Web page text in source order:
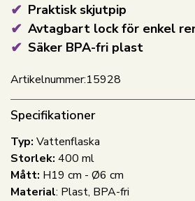
Praktisk skjutpip
Avtagbart lock för enkel
Säker BPA-fri plast
Artikelnummer:15928
Specifikationer
Typ: Vattenflaska
Storlek: 400 ml
Mått: H19 cm - Ø6 cm
Material: Plast, BPA-fri